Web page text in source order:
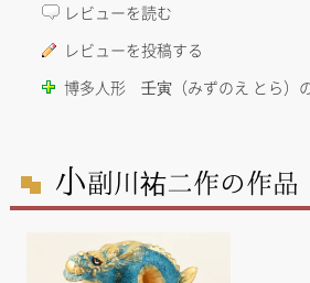
レビューを読む
レビューを投稿する
博多人形 壬寅（みずのえ とら）
小副川祐二作の作品